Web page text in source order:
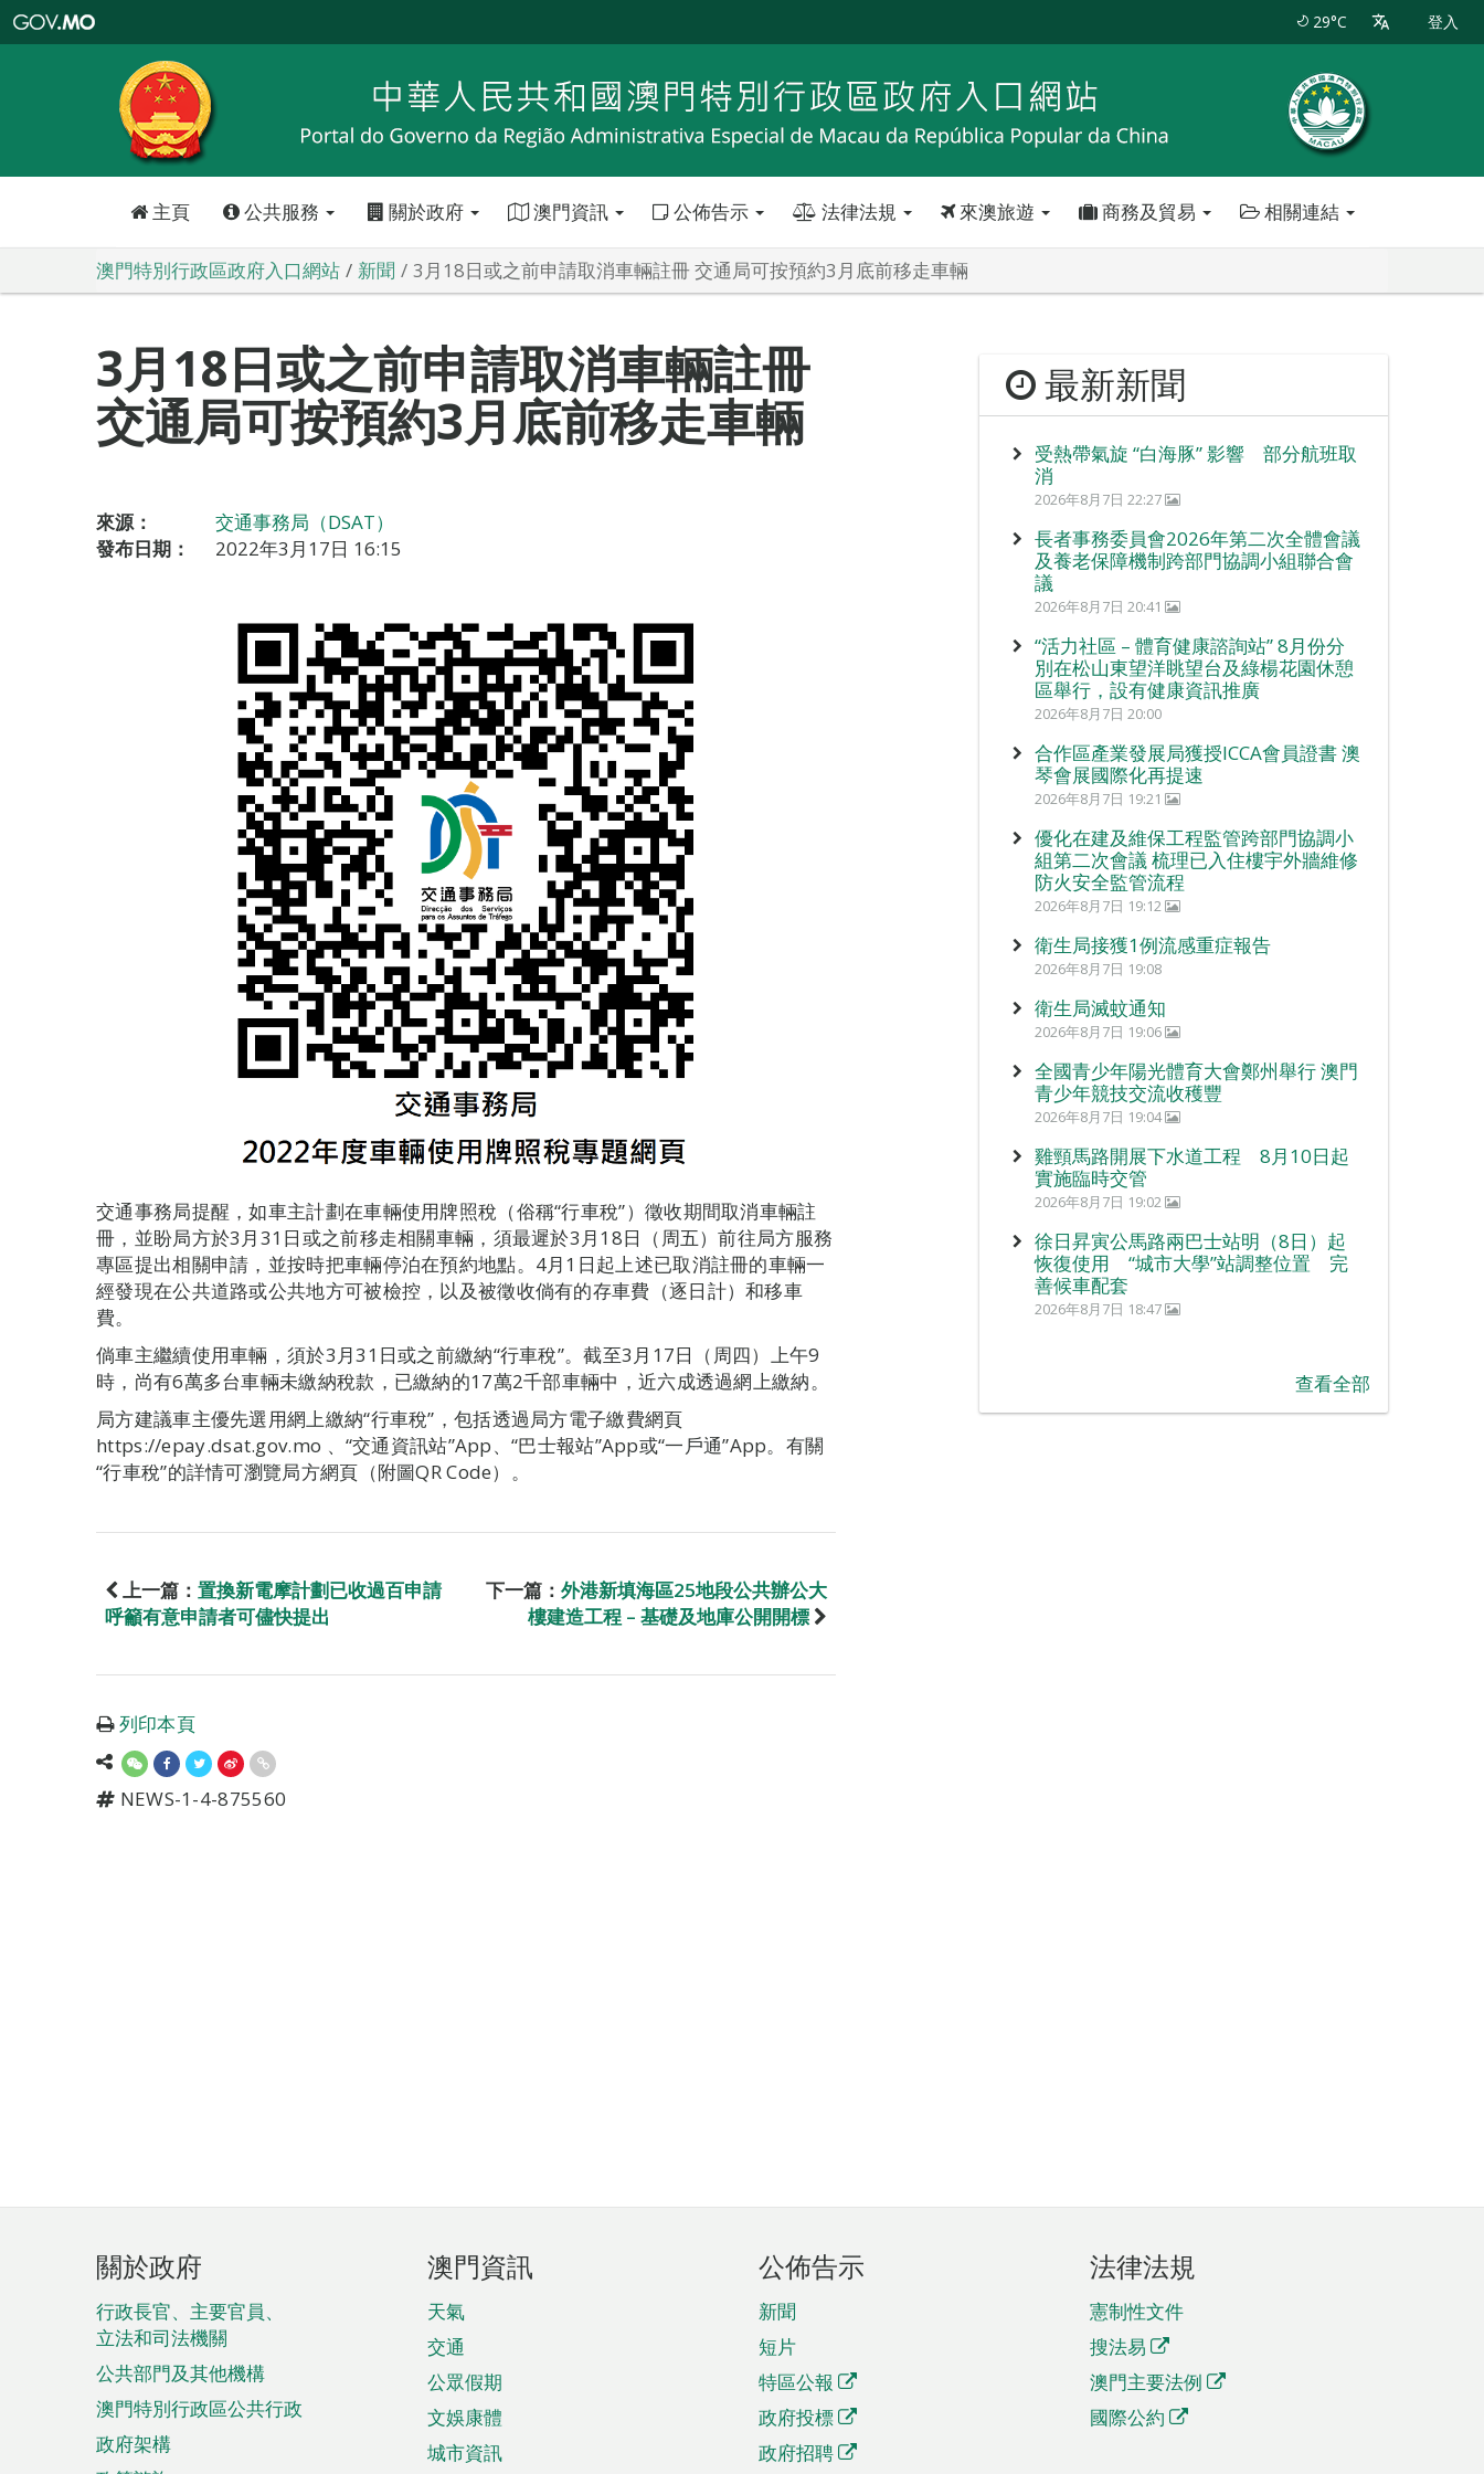
特
政
區
政
口
29°C 登入
主頁 公共服務 關於政府 澳門資訊 公佈告示 法律法規 來澳旅遊 商務及貿易 相關連結
澳門特別行政區政府入口網站 新聞 3月18日或之前申請取消車輛註冊 交通局可按預約3月底前移走車輛
3月18日或之前申請取消車輛註冊
交通局可按預約3月底前移走車輛
來源：
交通事務局（DSAT）
發布日期：
2022年3月17日 16:15
交通事務局提醒，如車主計劃在車輛使用牌照稅（俗稱“行車稅”）徵收期間取消車輛註
冊，並盼局方於3月31日或之前移走相關車輛，須最遲於3月18日（周五）前往局方服務
專區提出相關申請，並按時把車輛停泊在預約地點。4月1日起上述已取消註冊的車輛一
經發現在公共道路或公共地方可被檢控，以及被徵收倘有的存車費（逐日計）和移車
費。
倘車主繼續使用車輛，須於3月31日或之前繳納“行車稅”。截至3月17日（周四）上午9
時，尚有6萬多台車輛未繳納稅款，已繳納的17萬2千部車輛中，近六成透過網上繳納。
局方建議車主優先選用網上繳納“行車稅”，包括透過局方電子繳費網頁
https://epay.dsat.gov.mo 、“交通資訊站”App、“巴士報站”App或“一戶通”App。有關
“行車稅”的詳情可瀏覽局方網頁（附圖QR Code）。
上一篇： 置換新電摩計劃已收過百申請
呼籲有意申請者可儘快提出
下一篇： 外港新填海區25地段公共辦公大
樓建造工程 – 基礎及地庫公開開標
列印本頁
NEWS-1-4-875560
最新新聞
受熱帶氣旋 “白海豚” 影響 部分航班取
消
2026年8月7日 22:27
長者事務委員會2026年第二次全體會議
及養老保障機制跨部門協調小組聯合會
議
2026年8月7日 20:41
“活力社區 – 體育健康諮詢站” 8月份分
別在松山東望洋眺望台及綠楊花園休憩
區舉行，設有健康資訊推廣
2026年8月7日 20:00
合作區產業發展局獲授ICCA會員證書 澳
琴會展國際化再提速
2026年8月7日 19:21
優化在建及維保工程監管跨部門協調小
組第二次會議 梳理已入住樓宇外牆維修
防火安全監管流程
2026年8月7日 19:12
衛生局接獲1例流感重症報告
2026年8月7日 19:08
衛生局滅蚊通知
2026年8月7日 19:06
全國青少年陽光體育大會鄭州舉行 澳門
青少年競技交流收穫豐
2026年8月7日 19:04
雞頸馬路開展下水道工程 8月10日起
實施臨時交管
2026年8月7日 19:02
徐日昇寅公馬路兩巴士站明（8日）起
恢復使用 “城市大學”站調整位置 完
善候車配套
2026年8月7日 18:47
查看全部
頁
腳
菜
單
關於政府
行政長官、主要官員、
立法和司法機關
公共部門及其他機構
澳門特別行政區公共行政
政府架構
澳門資訊
天氣
交通
公眾假期
文娛康體
城市資訊
公佈告示
新聞
短片
特區公報
政府投標
政府招聘
法律法規
憲制性文件
搜法易
澳門主要法例
國際公約